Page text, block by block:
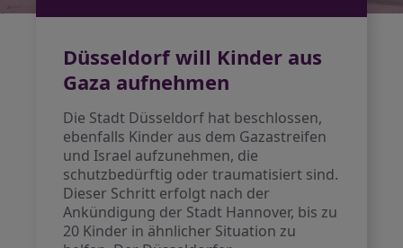
Düsseldorf will Kinder aus
Gaza aufnehmen
Die Stadt Düsseldorf hat beschlossen,
ebenfalls Kinder aus dem Gazastreifen
und Israel aufzunehmen, die
schutzbedürftig oder traumatisiert sind.
Dieser Schritt erfolgt nach der
Ankündigung der Stadt Hannover, bis zu
20 Kinder in ähnlicher Situation zu